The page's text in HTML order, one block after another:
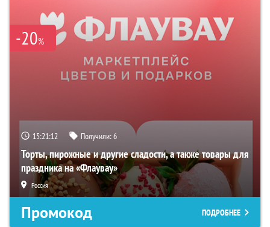
-20%
15:21:11 Получили:6
Торты, пирожные и другие сладости, а также товары для
праздника на «Флаувау»
Россия
Промокод ПОДРОБНЕЕ